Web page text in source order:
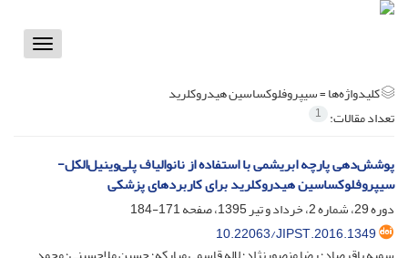
Toggle
کلیدواژه‌ها =سیپروفلوکساسین‌ هیدروکلرید
تعداد مقالات: 1
پوشش‌دهی پارچه ابریشمی با استفاده از نانوالیاف پلی‌وینیل‌الکل-
سیپروفلوکساسین‌ هیدروکلرید برای کاربردهای پزشکی
دوره 29، شماره 2، خرداد و تیر 1395، صفحه
171-184
10.22063/JIPST.2016.1349